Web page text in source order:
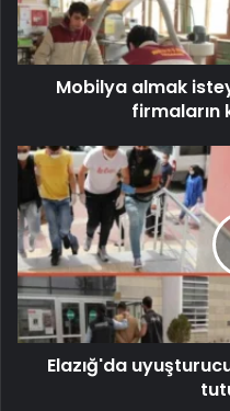
Mobilya almak
firmaların
Elazığ'da